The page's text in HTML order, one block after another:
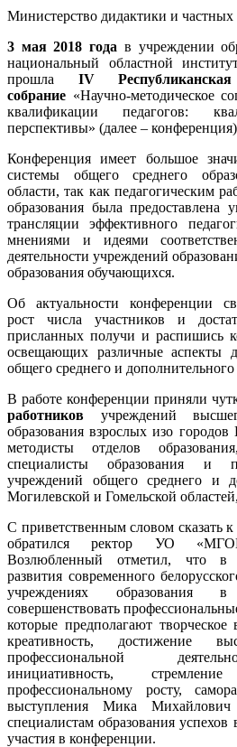
Министерство дидактики и частных
3 мая 2018 года в учреждении
национальный областной
прошла IV Республиканская
собрание «Научно-методическое
квалификации педагогов:
перспективы» (далее –
Конференция имеет большое
системы общего среднего
области, так как педагогическим
образования была предоставлена
трансляции эффективного
мнениями и идеями
деятельности учреждений
образования обучающихся.
Об актуальности конференции
рост числа участников и
присланных получи и распишись
освещающих различные аспекты
общего среднего и дополнительного
В работе конференции приняли
работников учреждений
образования взрослых изо
методисты отделов
специалисты образования и
учреждений общего среднего и
Могилевской и Гомельской
С приветственным словом сказать
обратился ректор УО
Возлюбленный отметил, что в
развития современного
учреждениях образования
совершенствовать
которые предполагают
креативность, достижение
профессиональной
инициативность,
профессиональному росту,
выступления Мика
специалистам образования успехов
участия в конференции.